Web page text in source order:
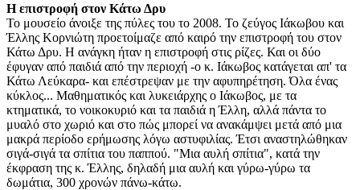
Η επιστροφή στον Κάτω Δρυ
Το μουσείο άνοιξε της πύλες του το 2008. Το ζεύγος Ιάκωβου και
Έλλης Κορνιώτη προετοίμαζε από καιρό την επιστροφή του στον
Κάτω Δρυ. Η ανάγκη ήταν η επιστροφή στις ρίζες. Και οι δύο
έφυγαν από παιδιά από την περιοχή -ο κ. Ιάκωβος κατάγεται απ' τα
Κάτω Λεύκαρα- και επέστρεψαν με την αφυπηρέτηση. Όλα ένας
κύκλος... Μαθηματικός και λυκειάρχης ο Ιάκωβος, με τα
κτηματικά, το νοικοκυριό και τα παιδιά η Έλλη, αλλά πάντα το
μυαλό στο χωριό και στο πώς μπορεί να ανακάμψει μετά από μια
μακρά περίοδο ερήμωσης λόγω αστυφιλίας. Έτσι αναστηλώθηκαν
σιγά-σιγά τα σπίτια του παππού. "Μια αυλή σπίτια", κατά την
έκφραση της κ. Έλλης, δηλαδή μια αυλή και γύρω-γύρω τα
δωμάτια, 300 χρονών πάνω-κάτω.